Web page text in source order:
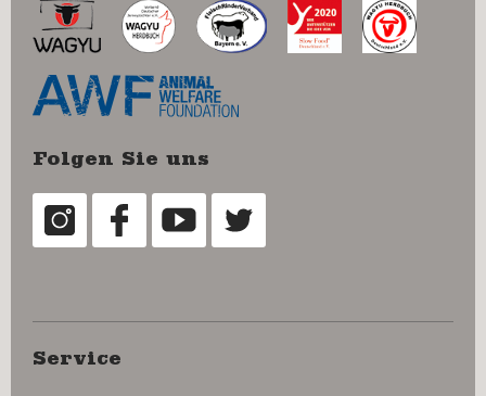
Folgen Sie uns
Service